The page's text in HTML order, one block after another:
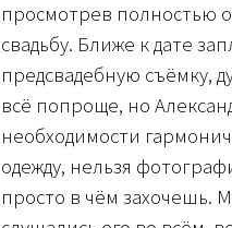
просмотрев полностью
свадьбу. Ближе к дате
предсвадебную съёмку,
всё попроще, но
необходимости
одежду, нельзя
просто в чём захочешь.